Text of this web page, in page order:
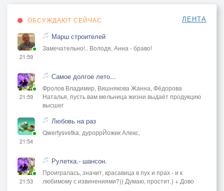
ОБСУЖДАЮТ СЕЙЧАС ЛЕНТА
21:59
Марш строителей
Замечательно!.. Володя, Анна - браво!
21:59
Самое долгое лето...
Фролов Владимир, Вишнякова Жанна, Фёдорова
Наталья, пусть вам мельница жизни выдаёт продукцию
высшег
21:54
Любовь на раз
Qwertysvetka, дуроррЙожик Алекс,
21:53
Рулетка.- шансон.
Проигралась, значит, красавица в пух и прах - и к
любимому с извинениями?)) Думаю, простит.) + Дово